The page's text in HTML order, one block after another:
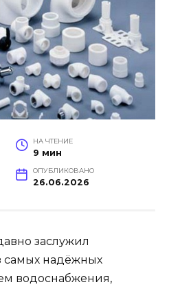
НА ЧТЕНИЕ
9 мин
ОПУБЛИКОВАНО
26.06.2026
заслужил
самых надёжных
водоснабжения,